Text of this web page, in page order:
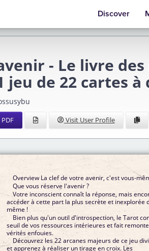
Discover
- Le livre
de 22 cartes à
Visit User Profile
Overview La clef de votre avenir, c'est vous-
Que vous réserve l'avenir ?
Votre inconscient connaît la réponse, mais
accéder à cette part la plus secrète et inexplorée
même !
Bien plus qu'un outil d'introspection, le Tarot
seuil de vos ressources intérieures et fait
vérités enfouies.
Découvrez les 22 arcanes majeurs de ce jeu
et apprenez à réaliser un tirage en croix. Les